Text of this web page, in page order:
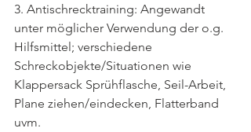
3. Antischrecktraining: Angewandt
unter möglicher Verwendung der o.g.
Hilfsmittel; verschiedene
Schreckobjekte/Situationen wie
Klappersack Sprühflasche, Seil-Arbeit,
Plane ziehen/eindecken, Flatterband
uvm.